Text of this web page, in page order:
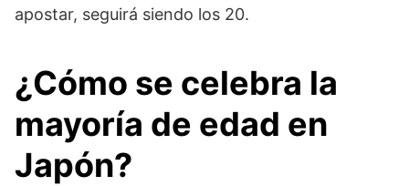
apostar, seguirá siendo los 20.
¿Cómo se celebra la
mayoría de edad en
Japón?